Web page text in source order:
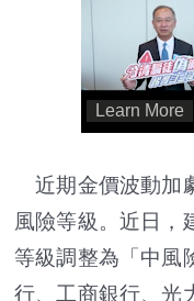
近期金價波動加
風險等級。近日，
等級調整為「中風
行、工商銀行、光